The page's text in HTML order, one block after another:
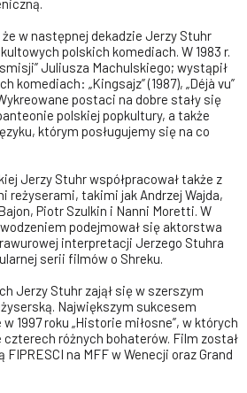
w następnej dekadzie Jerzy Stuhr
polskich komediach. W 1983 r.
Juliusza Machulskiego; wystąpił
komediach: „Kingsajz” (1987), „Déjà vu”
Wykreowane postaci na dobre stały się
polskiej popkultury, a także
którym posługujemy się na co
Jerzy Stuhr współpracował także z
reżyserami, takimi jak Andrzej Wajda,
Piotr Szulkin i Nanni Moretti. W
podejmował się aktorstwa
interpretacji Jerzego Stuhra
serii filmów o Shreku.
Jerzy Stuhr zajął się w szerszym
Największym sukcesem
1997 roku „Historie miłosne”, w których
czterech różnych bohaterów. Film został
na MFF w Wenecji oraz Grand